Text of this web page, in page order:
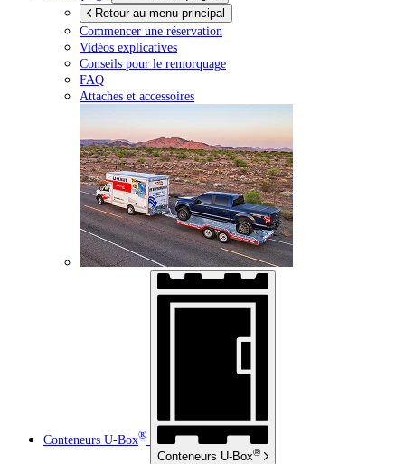
Retour au menu principal
Commencer une réservation
Vidéos explicatives
Conseils pour le remorquage
FAQ
Attaches et accessoires
Conteneurs U-Box®
Conteneurs U-Box®